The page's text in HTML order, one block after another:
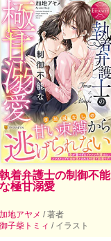
執着弁護士の制御不能
な極甘溺愛
加地アヤメ / 著者
御子柴トミィ / イラスト